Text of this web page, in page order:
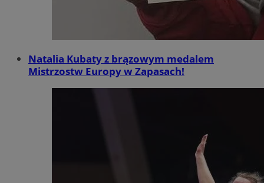
Natalia Kubaty z brązowym medalem
Mistrzostw Europy w Zapasach!